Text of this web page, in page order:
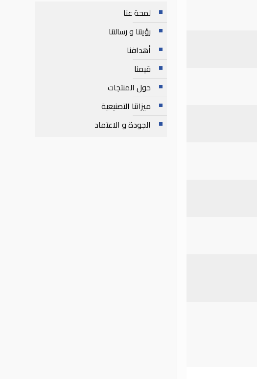
لمحة عنا
رؤيتنا و رسالتنا
أهدافنا
قيمنا
حول المنتجات
ميزاتنا التصنيعية
الجودة و الاعتماد